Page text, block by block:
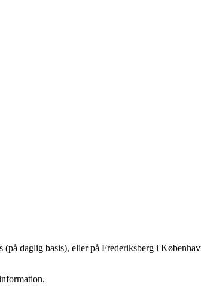
daglig basis), eller på Frederiksberg i